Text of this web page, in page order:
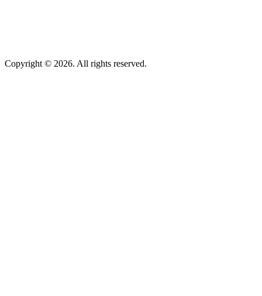
Copyright © 2026. All rights reserved.